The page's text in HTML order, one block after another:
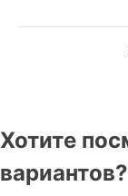
Хотите
вариантов?